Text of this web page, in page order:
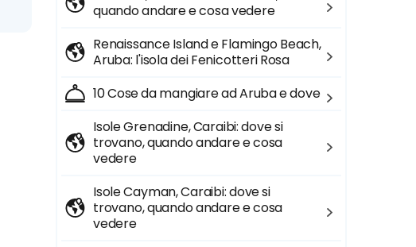
quando andare e cosa vedere
Renaissance Island e Flamingo Beach,
Aruba: l'isola dei Fenicotteri Rosa
10 Cose da mangiare ad Aruba e dove
Isole Grenadine, Caraibi: dove si
trovano, quando andare e cosa
vedere
Isole Cayman, Caraibi: dove si
trovano, quando andare e cosa
vedere